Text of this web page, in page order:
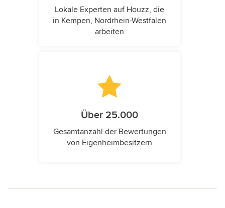
Lokale Experten auf Houzz, die
in Kempen, Nordrhein-Westfalen
arbeiten
Über 25.000
Gesamtanzahl der Bewertungen
von Eigenheimbesitzern